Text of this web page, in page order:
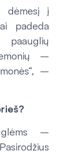
dėmesį į
padeda
–
–
–